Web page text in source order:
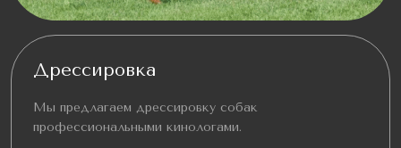
Дрессировка
Мы предлагаем дрессировку собак
профессиональными кинологами.